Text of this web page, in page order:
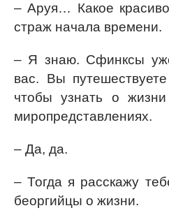
– Аруя… Какое
страж начала времени.
– Я знаю. Сфинксы
вас. Вы
чтобы узнать о
миропредставлениях.
– Да, да.
– Тогда я расскажу
беоргийцы о жизни.